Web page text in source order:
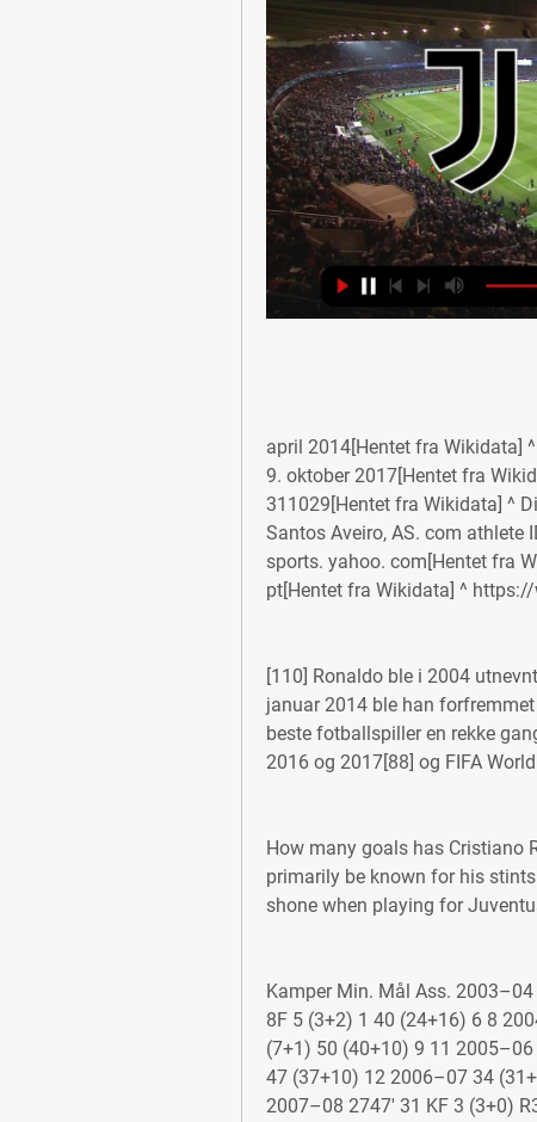
april 2014[Hentet fra Wikidata]
9. oktober 2017[Hentet fra
311029[Hentet fra Wikidata] ^
Santos Aveiro, AS. com
sports. yahoo. com[Hentet fra
pt[Hentet fra Wikidata] ^
[110] Ronaldo ble i 2004
januar 2014 ble han
beste fotballspiller en rekke
2016 og 2017[88] og FIFA
How many goals has Cristiano
primarily be known for his
shone when playing for
Kamper Min. Mål Ass.
8F 5 (3+2) 1 40 (24+16) 6 8
(7+1) 50 (40+10) 9 11
47 (37+10) 12 2006–07 34
2007–08 2747' 31 KF 3 (3+0)